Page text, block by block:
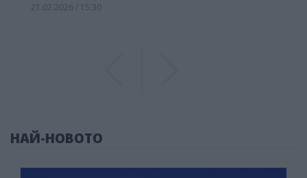
21.07.2026 / 15:30
НАЙ-НОВОТО